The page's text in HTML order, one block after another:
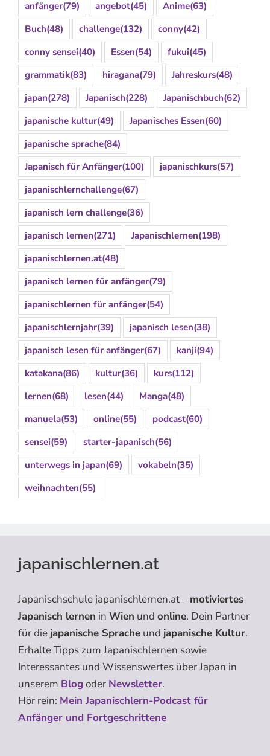
anfänger(79) angebot(45) Anime(63)
Buch(48) challenge(132) conny(42)
conny sensei(40) Essen(54) fukui(45)
grammatik(83) hiragana(79) Jahreskurs(48)
japan(278) Japanisch(228) Japanischbuch(62)
japanische kultur(49) Japanisches Essen(60)
japanische sprache(84)
Japanisch für Anfänger(100) japanischkurs(57)
japanischlernchallenge(67)
japanisch lern challenge(36)
japanisch lernen(271) Japanischlernen(198)
japanischlernen.at(48)
japanisch lernen für anfänger(79)
japanischlernen für anfänger(54)
japanischlernjahr(39) japanisch lesen(38)
japanisch lesen für anfänger(67) kanji(94)
katakana(86) kultur(36) kurs(112)
lernen(68) lesen(44) Manga(48)
manuela(53) online(55) podcast(60)
sensei(59) starter-japanisch(56)
unterwegs in japan(69) vokabeln(35)
weihnachten(55)
japanischlernen.at
Japanischschule japanischlernen.at – motiviertes
Japanisch lernen in Wien und online. Dein Partner
für die japanische Sprache und japanische Kultur.
Erhalte Tipps zum Japanischlernen sowie
Interessantes und Wissenswertes über Japan in
unserem Blogoder Newsletter.
Hör rein: Mein Japanischlern-Podcast für
Anfänger und Fortgeschrittene